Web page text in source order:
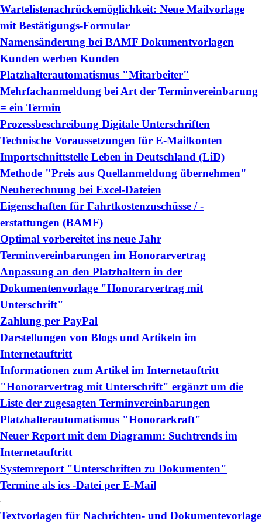
Wartelistenachrückemöglichkeit: Neue Mailvorlage
mit Bestätigungs-Formular
Namensänderung bei BAMF Dokumentvorlagen
Kunden werben Kunden
Platzhalterautomatismus "Mitarbeiter"
Mehrfachanmeldung bei Art der Terminvereinbarung
= ein Termin
Prozessbeschreibung Digitale Unterschriften
Technische Voraussetzungen für E-Mailkonten
Importschnittstelle Leben in Deutschland (LiD)
Methode "Preis aus Quellanmeldung übernehmen"
Neuberechnung bei Excel-Dateien
Eigenschaften für Fahrtkostenzuschüsse / -
erstattungen (BAMF)
Optimal vorbereitet ins neue Jahr
Terminvereinbarungen im Honorarvertrag
Anpassung an den Platzhaltern in der
Dokumentenvorlage "Honorarvertrag mit
Unterschrift"
Zahlung per PayPal
Darstellungen von Blogs und Artikeln im
Internetauftritt
Informationen zum Artikel im Internetauftritt
"Honorarvertrag mit Unterschrift" ergänzt um die
Liste der zugesagten Terminvereinbarungen
Platzhalterautomatismus "Honorarkraft"
Neuer Report mit dem Diagramm: Suchtrends im
Internetauftritt
Systemreport "Unterschriften zu Dokumenten"
Termine als ics -Datei per E-Mail
Textvorlagen für Nachrichten- und Dokumentevorlage